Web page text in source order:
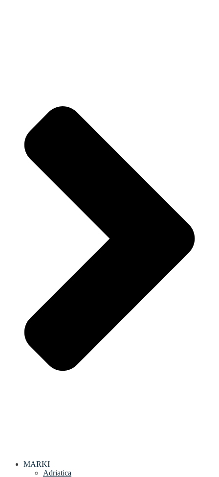
MARKI
Adriatica